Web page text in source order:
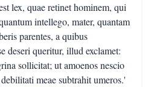
lex, quae retinet hominem, qui
intellego, mater, quantam
parentes, a quibus
deseri queritur, illud exclamet:
sollicitat; ut amoenos nescio
meae subtrahit umeros.'